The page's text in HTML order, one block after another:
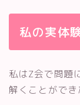
私の実体
私はZ会で問題
解くことがで